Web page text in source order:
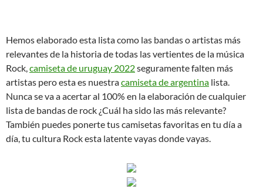
Hemos elaborado esta lista como las bandas o artistas más
relevantes de la historia de todas las vertientes de la música
Rock,camiseta de uruguay 2022seguramente falten más
artistas pero esta es nuestracamiseta de argentina lista.
Nunca se va a acertar al 100% en la elaboración de cualquier
lista de bandas de rock ¿Cuál ha sido las más relevante?
También puedes ponerte tus camisetas favoritas en tu día a
día, tu cultura Rock esta latente vayas donde vayas.